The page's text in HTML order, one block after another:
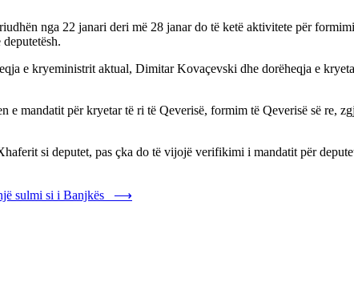
nga 22 janari deri më 28 janar do të ketë aktivitete për
e kryeministrit aktual, Dimitar Kovaçevski dhe dorëheqja e
mandatit për kryetar të ri të Qeverisë, formim të Qeverisë së re,
si deputet, pas çka do të vijojë verifikimi i mandatit për
sulmi si i Banjkës
⟶